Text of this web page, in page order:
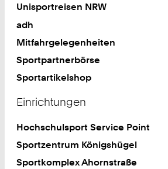
Unisportreisen NRW
adh
Mitfahrgelegenheiten
Sportpartnerbörse
Sportartikelshop
Einrichtungen
Hochschulsport Service Point
Sportzentrum Königshügel
Sportkomplex Ahornstraße